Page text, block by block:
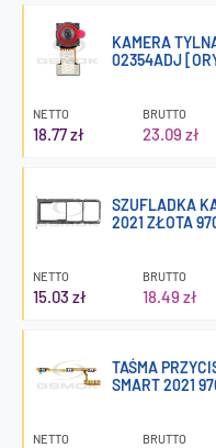
KAMERA
02354ADJ
NETTO
18.77 zł
BRUTTO
23.09 zł
SZUFLADKA
2021 ZŁOTA
NETTO
15.03 zł
BRUTTO
18.49 zł
TAŚMA
SMART 2021
NETTO BRUTTO